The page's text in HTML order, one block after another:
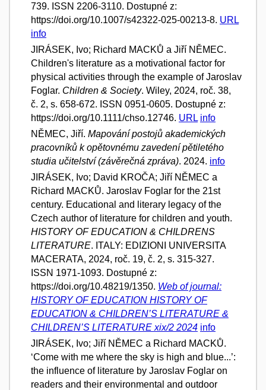
739. ISSN 2206-3110. Dostupné z:
https://doi.org/10.1007/s42322-025-00213-8. URL
info
JIRÁSEK, Ivo; Richard MACKŮ a Jiří NĚMEC.
Children's literature as a motivational factor for
physical activities through the example of Jaroslav
Foglar. Children & Society. Wiley, 2024, roč. 38,
č. 2, s. 658-672. ISSN 0951-0605. Dostupné z:
https://doi.org/10.1111/chso.12746. URL info
NĚMEC, Jiří. Mapování postojů akademických
pracovníků k opětovnému zavedení pětiletého
studia učitelství (závěrečná zpráva). 2024. info
JIRÁSEK, Ivo; David KROČA; Jiří NĚMEC a
Richard MACKŮ. Jaroslav Foglar for the 21st
century. Educational and literary legacy of the
Czech author of literature for children and youth.
HISTORY OF EDUCATION & CHILDRENS
LITERATURE. ITALY: EDIZIONI UNIVERSITA
MACERATA, 2024, roč. 19, č. 2, s. 315-327.
ISSN 1971-1093. Dostupné z:
https://doi.org/10.48219/1350. Web of journal:
HISTORY OF EDUCATION HISTORY OF
EDUCATION & CHILDREN’S LITERATURE &
CHILDREN’S LITERATURE xix/2 2024 info
JIRÁSEK, Ivo; Jiří NĚMEC a Richard MACKŮ.
‘Come with me where the sky is high and blue...’:
the influence of literature by Jaroslav Foglar on
readers and their environmental and outdoor